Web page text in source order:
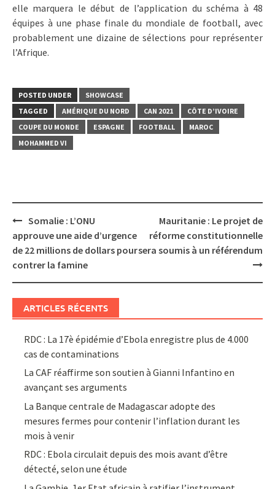
elle marquera le début de l’application du schéma à 48
équipes à une phase finale du mondiale de football, avec
probablement une dizaine de sélections pour représenter
l’Afrique.
POSTED UNDER
SHOWCASE
TAGGED
AMÉRIQUE DU NORD CAN 2021
CÔTE D’IVOIRE
COUPE DU MONDE
ESPAGNE FOOTBALL
MAROC
MOHAMMED VI
Post
navigation
Somalie : L’ONU
approuve une aide d’urgence
de 22 millions de dollars pour
contrer la famine
Mauritanie : Le projet de
réforme constitutionnelle
sera soumis à un référendum
ARTICLES RÉCENTS
RDC : La 17è épidémie d’Ebola enregistre plus de 4.000
cas de contaminations
La CAF réaffirme son soutien à Gianni Infantino en
avançant ses arguments
La Banque centrale de Madagascar adopte des
mesures fermes pour contenir l’inflation durant les
mois à venir
RDC : Ebola circulait depuis des mois avant d’être
détecté, selon une étude